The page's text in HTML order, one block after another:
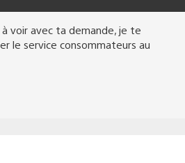
voir avec ta demande, je te
le service consommateurs au